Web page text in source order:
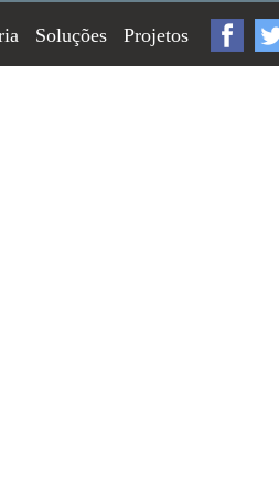
Soluções Projetos